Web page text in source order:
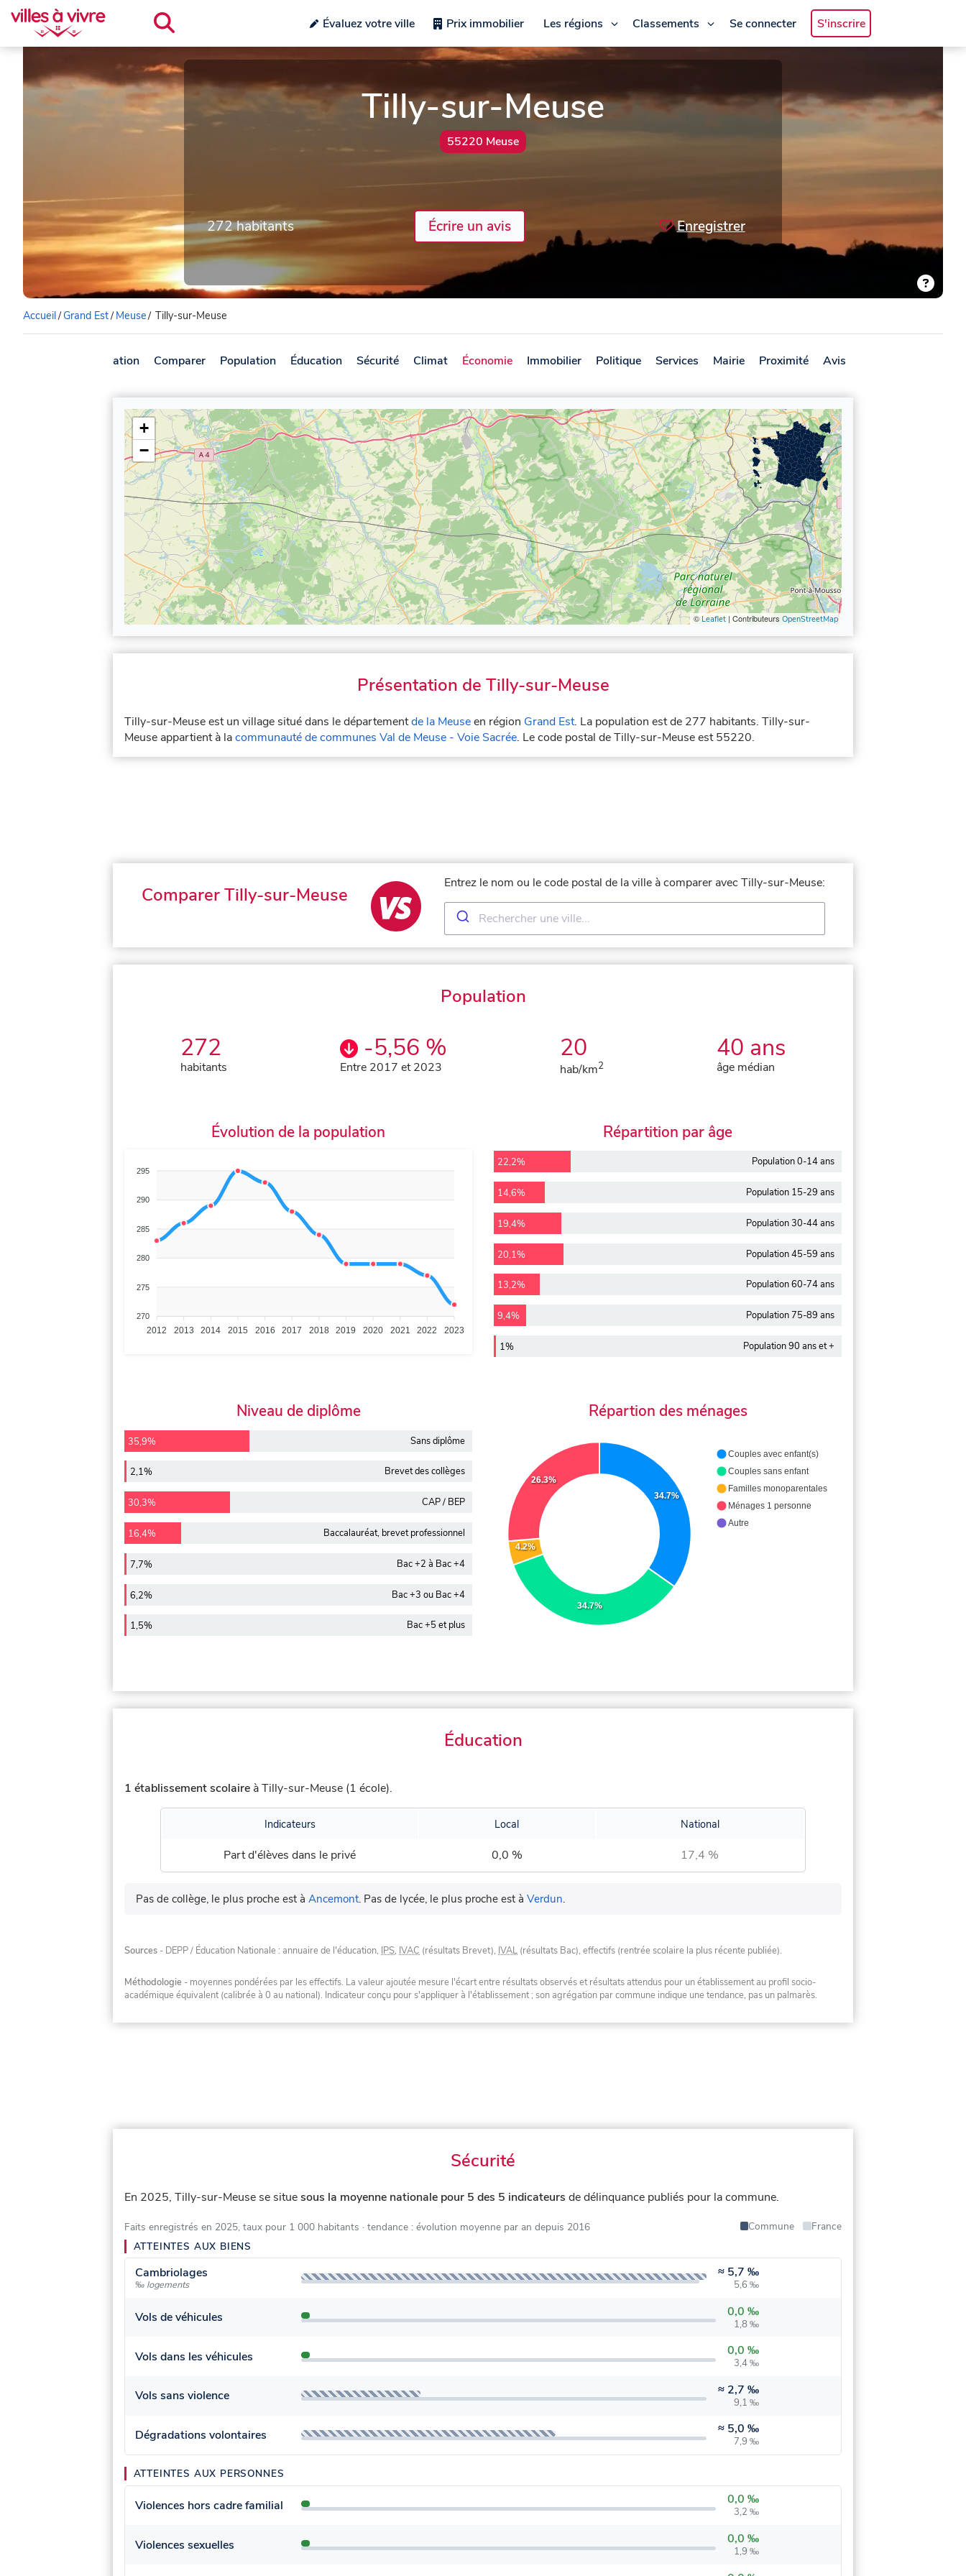
Évaluez votre ville Prix immobilier Les régions Classements Se connecter S'inscrire
Tilly-sur-Meuse
55220 Meuse
272 habitants Écrire un avis Enregistrer
Accueil/Grand Est/ Meuse/ Tilly-sur-Meuse
Présentation Comparer Population Éducation Sécurité Climat Économie Immobilier Politique Services Mairie Proximité Avis
+
−
©Leaflet | Contributeurs OpenStreetMap
Présentation de Tilly-sur-Meuse
Tilly-sur-Meuse est un village situé dans le départementde la Meuseen région Grand Est. La population est de 277 habitants. Tilly-sur-
Meuse appartient à lacommunauté de communes Val de Meuse - Voie Sacrée. Le code postal de Tilly-sur-Meuse est 55220.
Comparer Tilly-sur-Meuse
Entrez le nom ou le code postal de la ville à comparer avec Tilly-sur-Meuse:
Population
272
habitants
-5,56 %
Entre 2017 et 2023
20
hab/km2
40 ans
âge médian
Évolution de la population
295
290
285
280
275
270
2012 2013 2014 2015 2016 2017 2018 2019 2020 2021 2022 2023
Répartition par âge
22,2% Population 0-14 ans
14,6% Population 15-29 ans
19,4% Population 30-44 ans
20,1% Population 45-59 ans
13,2% Population 60-74 ans
9,4% Population 75-89 ans
1% Population 90 ans et +
Niveau de diplôme
35,9% Sans diplôme
2,1% Brevet des collèges
30,3% CAP / BEP
16,4% Baccalauréat, brevet professionnel
7,7% Bac +2 à Bac +4
6,2% Bac +3 ou Bac +4
1,5% Bac +5 et plus
Répartion des ménages
34.7%
34.7%
4.2%
26.3%
Couples avec enfant(s)
Couples sans enfant
Familles monoparentales
Ménages 1 personne
Autre
Éducation
1 établissement scolaire à Tilly-sur-Meuse (1 école).
Indicateurs Local National
Part d'élèves dans le privé 0,0 % 17,4 %
Pas de collège, le plus proche est à Ancemont. Pas de lycée, le plus proche est à Verdun.
Sources - DEPP / Éducation Nationale : annuaire de l'éducation, IPS, IVAC (résultats Brevet), IVAL (résultats Bac), effectifs (rentrée scolaire la plus récente publiée).
Méthodologie - moyennes pondérées par les effectifs. La valeur ajoutée mesure l'écart entre résultats observés et résultats attendus pour un établissement au profil socio-
académique équivalent (calibrée à 0 au national). Indicateur conçu pour s'appliquer à l'établissement ; son agrégation par commune indique une tendance, pas un palmarès.
Sécurité
En 2025, Tilly-sur-Meuse se situesous la moyenne nationale pour 5 des 5 indicateurs de délinquance publiés pour la commune.
Faits enregistrés en 2025, taux pour 1 000 habitants · tendance : évolution moyenne par an depuis 2016 Commune
France
ATTEINTES AUX BIENS
Cambriolages
‰ logements
≈ 5,7 ‰
5,6 ‰
Vols de véhicules 0,0 ‰
1,8 ‰
Vols dans les véhicules 0,0 ‰
3,4 ‰
Vols sans violence ≈ 2,7 ‰
9,1 ‰
Dégradations volontaires ≈ 5,0 ‰
7,9 ‰
ATTEINTES AUX PERSONNES
Violences hors cadre familial 0,0 ‰
3,2 ‰
Violences sexuelles 0,0 ‰
1,9 ‰